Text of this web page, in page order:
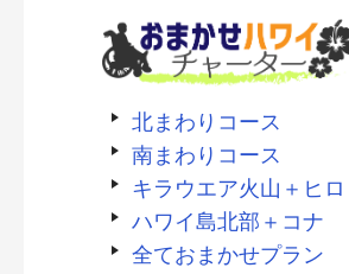
北まわりコース
南まわりコース
キラウエア火山＋ヒロ
ハワイ島北部＋コナ
全ておまかせプラン